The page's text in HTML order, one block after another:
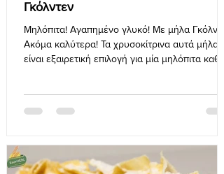
Γκόλντεν
Μηλόπιτα! Αγαπημένο γλυκό! Με μήλα
Ακόμα καλύτερα! Τα χρυσοκίτρινα αυτά μήλα
είναι εξαιρετική επιλογή για μία μηλόπιτα